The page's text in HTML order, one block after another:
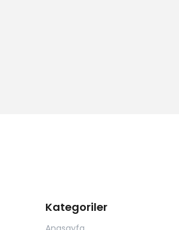
Kategoriler